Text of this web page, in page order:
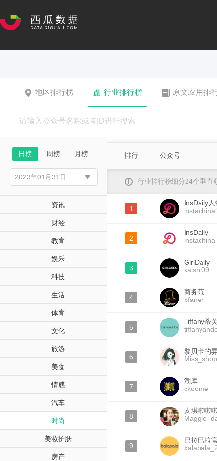
地区排行榜 行业排行榜 原文应用排
日榜 周榜 月榜
资讯
财经
教育
娱乐
科技
生活
体育
文化
旅游
美食
情感
汽车
时尚
美妆护肤
房产
排行 公众号
行业排行榜细分24个垂直
1
InsDaily人
2
InsDaily
instachina
3
GirlDaily
kaishi09
4
商务范
bfaner
5
Tiffany蒂
6
黎贝卡的
7
潮库
ckoome
8
麦琪啦啦
9
巴拉巴拉